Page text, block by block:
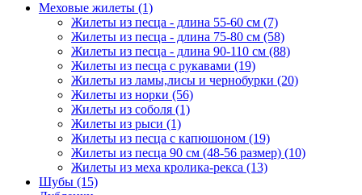
Меховые жилеты (1)
Жилеты из песца - длина 55-60 см (7)
Жилеты из песца - длина 75-80 см (58)
Жилеты из песца - длина 90-110 см (88)
Жилеты из песца с рукавами (19)
Жилеты из ламы,лисы и чернобурки (20)
Жилеты из норки (56)
Жилеты из соболя (1)
Жилеты из рыси (1)
Жилеты из песца с капюшоном (19)
Жилеты из песца 90 см (48-56 размер) (10)
Жилеты из меха кролика-рекса (13)
Шубы (15)